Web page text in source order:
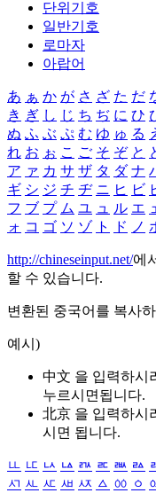
단위기호
일반기호
로마자
아랍어
あ ぁ か が さ ざ た だ
き ぎ し じ ち ぢ に ひ
ぬ ふ ぶ ぷ む ゆ ゅ る
れ お ぉ こ ご そ ぞ と
ア ァ カ サ ザ タ ダ ナ
ギ シ ジ チ ヂ ニ ヒ ビ
フ ブ プ ム ユ ュ ル エ
ォ コ ゴ ソ ゾ ト ド ノ
http://chineseinput.net/에
할 수 있습니다.
변환된 중국어를 복사
예시)
中文 을 입력하시
누르시면됩니다.
北京 을 입력하시
시면 됩니다.
ㅥ ㅦ ㅧ ㅨ ㅩ ㅪ ㅫ ㅬ
ㅺ ㅻ ㅼ ㅽ ㅾ ㅿ ㆀ ㆁ